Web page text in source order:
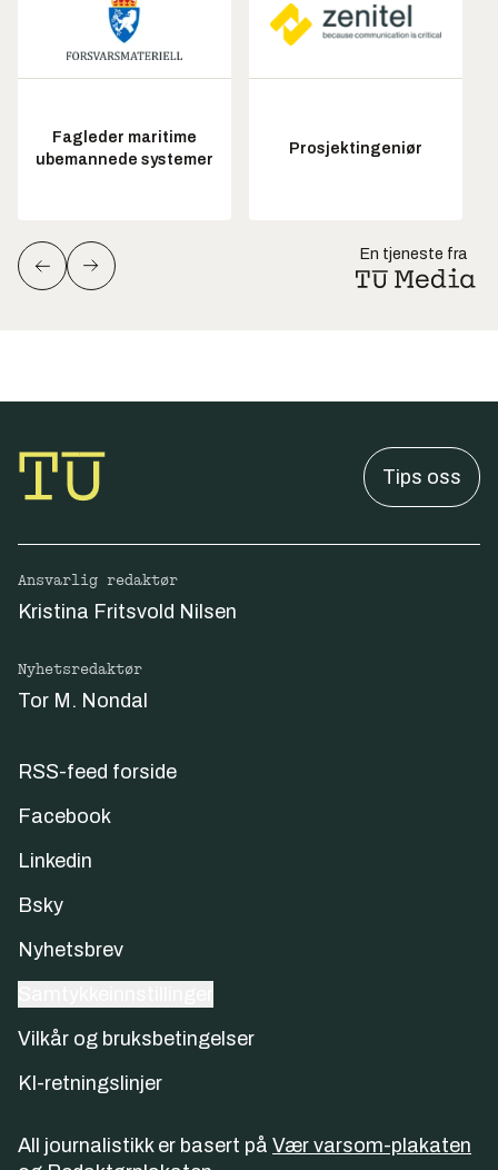
Fagleder maritime
ubemannede systemer
Prosjektingeniør
En tjeneste fra
Tips oss
Ansvarlig redaktør
Kristina Fritsvold Nilsen
Nyhetsredaktør
Tor M. Nondal
RSS-feed forside
Facebook
Linkedin
Bsky
Nyhetsbrev
Vilkår og bruksbetingelser
KI-retningslinjer
All journalistikk er basert på Vær varsom-plakaten